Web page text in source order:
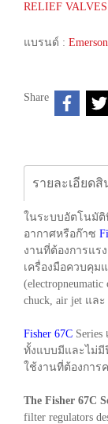
RELIEF VALVES
แบรนด์ :
Share
รายละเอียดสิ
ในระบบอัตโนมัติ
อากาศหรือก๊าซ
งานที่ต้องการแร
เครื่องมือควบคุม
chuck, air jet และ
Fisher 67C
ทั้งแบบมีและไม่มี
ใช้งานที่ต้องการ
The Fisher 67C
filter regulators